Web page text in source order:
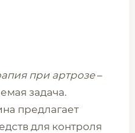
при артрозе–
задача.
предлагает
для контроля